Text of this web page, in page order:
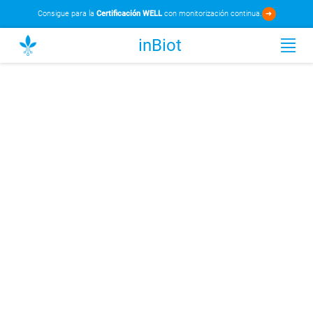
Consigue para la Certificación WELLcon monitorización continua. ➜
inBiot